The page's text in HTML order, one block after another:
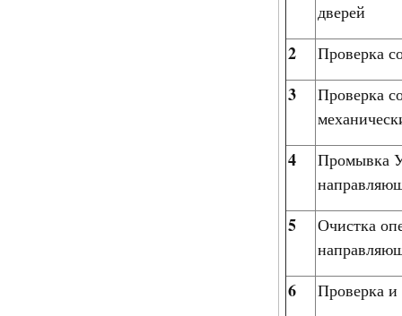
дверей
2 Проверка
3
Проверка
4
Промывка
5
Очистка
6 Проверка и